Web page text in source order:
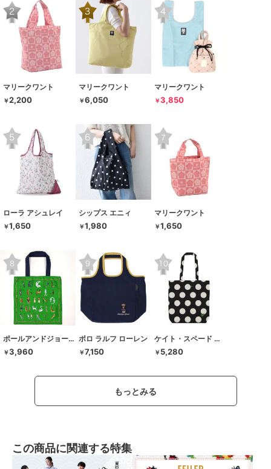
マリークワント
￥2,200
マリークワント
￥6,050
マリークワント
￥3,850
ローラ アシュレイ
￥1,650
シップス エニィ
￥1,980
マリークワント
￥1,650
ポールアンドジョーアクセソワ
￥3,960
ポロ ラルフ ローレン
￥7,150
ケイト・スペード ニューヨーク
￥ 5,280
もっとみる
この商品に関連する特集